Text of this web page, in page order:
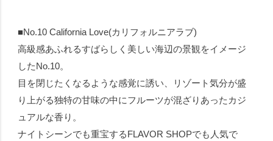
■No.10 California Love(カリフォルニアラブ)
高級感あふれるすばらしく美しい海辺の景観をイメージ
したNo.10。
目を閉じたくなるような感覚に誘い、リゾート気分が盛
り上がる独特の甘味の中にフルーツが混ざりあったカジ
ュアルな香り。
ナイトシーンでも重宝するFLAVOR SHOPでも人気で